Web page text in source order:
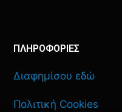
ΠΛΗΡΟΦΟΡΙΕΣ
Διαφημίσου εδώ
Πολιτική Cookies